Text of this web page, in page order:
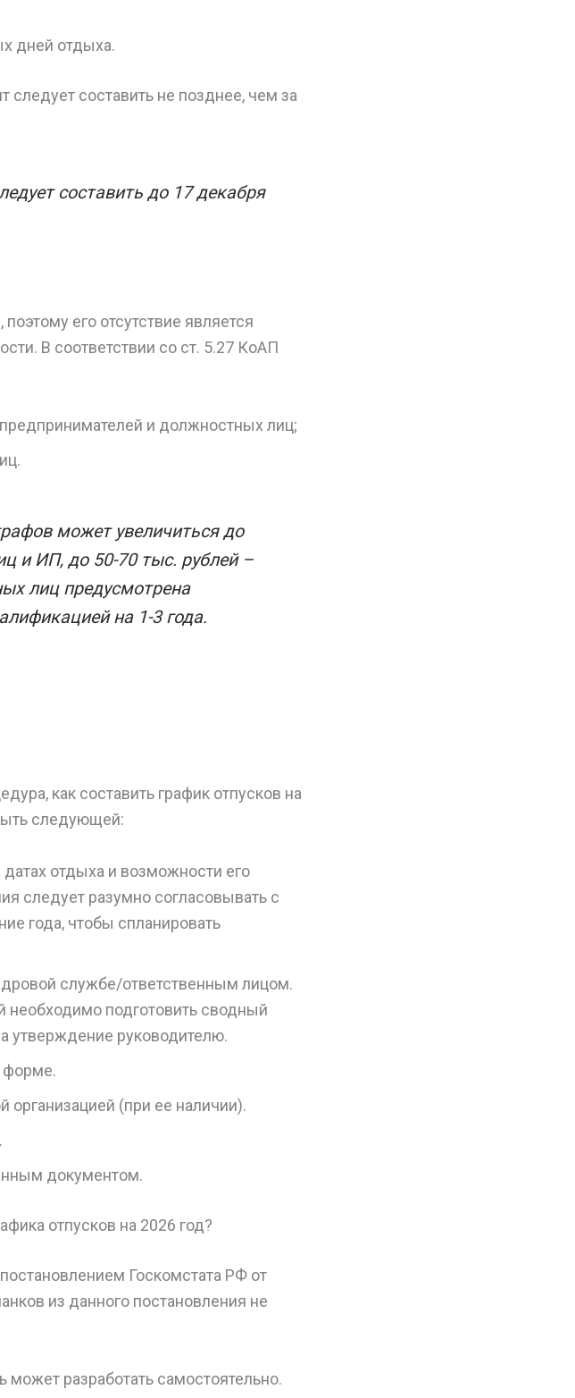
дней отдыха.
следует составить не позднее, чем за
составить до 17 декабря
его отсутствие является
В соответствии со ст. 5.27 КоАП
и должностных лиц;
может увеличиться до
и ИП, до 50-70 тыс. рублей –
лиц предусмотрена
на 1-3 года.
как составить график отпусков на
следующей:
отдыха и возможности его
следует разумно согласовывать с
года, чтобы спланировать
службе/ответственным лицом.
необходимо подготовить сводный
утверждение руководителю.
форме.
(при ее наличии).
документом.
отпусков на 2026 год?
Госкомстата РФ от
из данного постановления не
может разработать самостоятельно.